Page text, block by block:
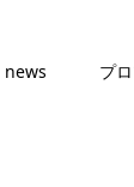
news プ